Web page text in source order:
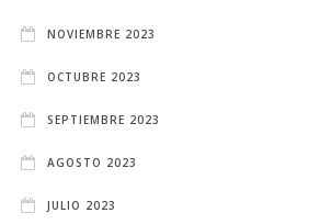
NOVIEMBRE 2023
OCTUBRE 2023
SEPTIEMBRE 2023
AGOSTO 2023
JULIO 2023